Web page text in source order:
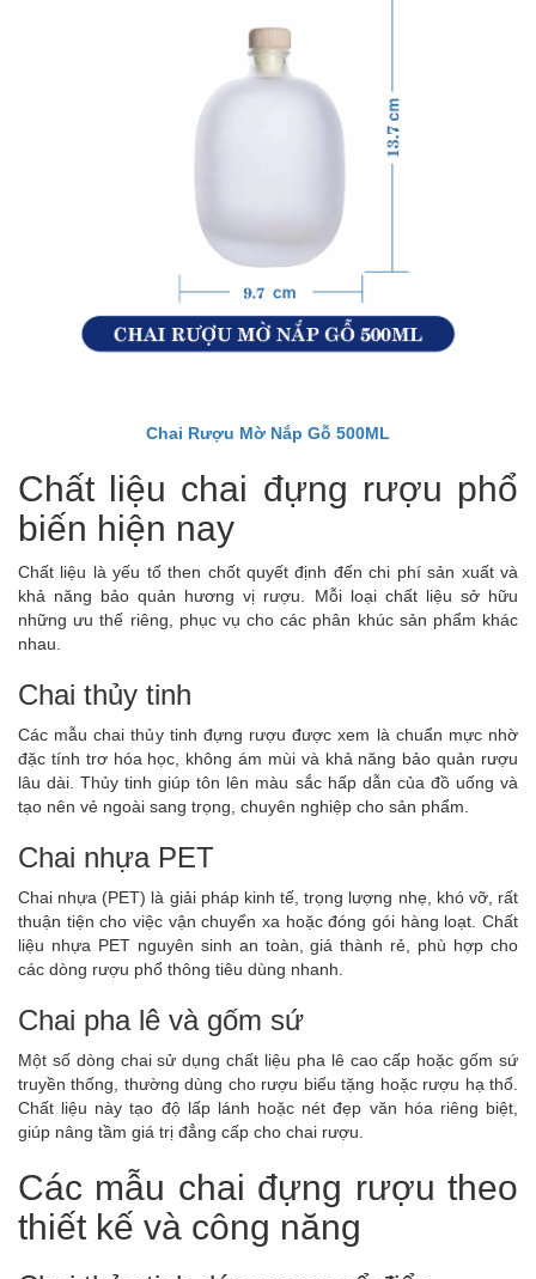
Chai Rượu Mờ Nắp Gỗ 500ML
Chất liệu chai đựng rượu phổ
biến hiện nay
Chất liệu là yếu tố then chốt quyết định đến chi phí sản xuất và
khả năng bảo quản hương vị rượu. Mỗi loại chất liệu sở hữu
những ưu thế riêng, phục vụ cho các phân khúc sản phẩm khác
nhau.
Chai thủy tinh
Các mẫu chai thủy tinh đựng rượu được xem là chuẩn mực nhờ
đặc tính trơ hóa học, không ám mùi và khả năng bảo quản rượu
lâu dài. Thủy tinh giúp tôn lên màu sắc hấp dẫn của đồ uống và
tạo nên vẻ ngoài sang trọng, chuyên nghiệp cho sản phẩm.
Chai nhựa PET
Chai nhựa (PET) là giải pháp kinh tế, trọng lượng nhẹ, khó vỡ, rất
thuận tiện cho việc vận chuyển xa hoặc đóng gói hàng loạt. Chất
liệu nhựa PET nguyên sinh an toàn, giá thành rẻ, phù hợp cho
các dòng rượu phổ thông tiêu dùng nhanh.
Chai pha lê và gốm sứ
Một số dòng chai sử dụng chất liệu pha lê cao cấp hoặc gốm sứ
truyền thống, thường dùng cho rượu biếu tặng hoặc rượu hạ thổ.
Chất liệu này tạo độ lấp lánh hoặc nét đẹp văn hóa riêng biệt,
giúp nâng tầm giá trị đẳng cấp cho chai rượu.
Các mẫu chai đựng rượu theo
thiết kế và công năng